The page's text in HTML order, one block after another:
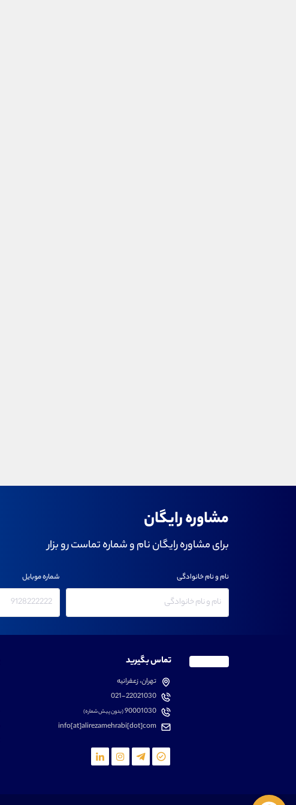
مشاوره رایگان
برای مشاوره رایگان نام و شماره تماست رو بزار
نام و نام خانوادگی شماره موبایل
تماس بگیرید
تهران، زعفرانیه
021-22021030
90001030(بدون پیش شماره)
info[at]alirezamehrabi[dot]com